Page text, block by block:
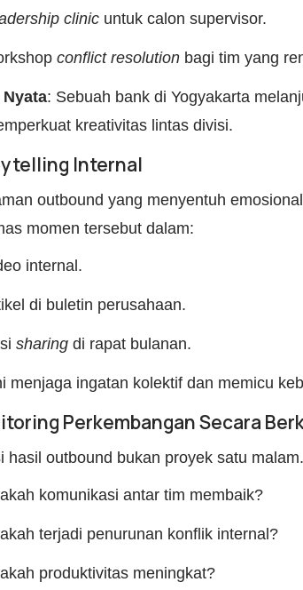
clinic untuk calon supervisor.
conflict resolution bagi tim yang
: Sebuah bank di Yogyakarta
kreativitas lintas divisi.
Internal
outbound yang menyentuh
momen tersebut dalam:
internal.
di buletin perusahaan.
sharing di rapat bulanan.
menjaga ingatan kolektif dan memicu
Perkembangan Secara
hasil outbound bukan proyek satu
komunikasi antar tim membaik?
terjadi penurunan konflik internal?
produktivitas meningkat?